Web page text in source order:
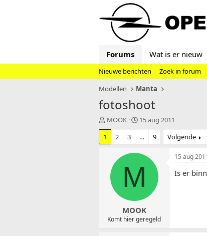
Forums Wat is er nieuw
Nieuwe berichten
Zoek in forum
Modellen
Manta
fotoshoot
T
o
i
r
MOOK
S
a
r
t
a
m
15 aug 2011
1
2 3 … 9 Volgende
M
MOOK
Komt hier geregeld
15 aug
Is er